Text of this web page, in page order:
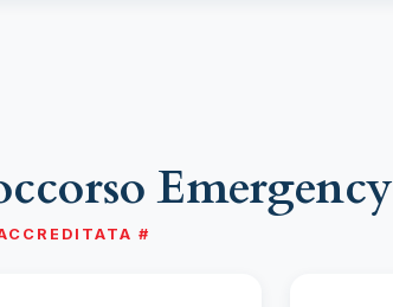
Emergency
#